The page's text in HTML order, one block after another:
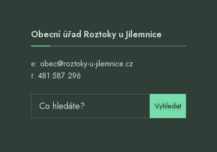
Obecní úřad Roztoky u Jilemnice
e: obec@roztoky-u-jilemnice.cz
t: 481 587 296
Vyhledat